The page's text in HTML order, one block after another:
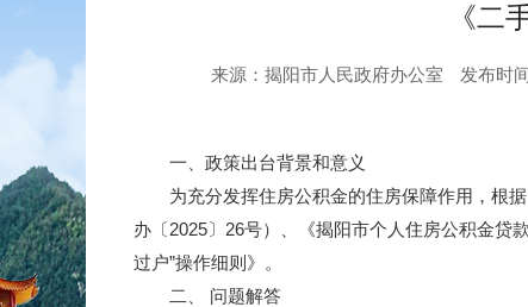
《二
来源：揭阳市人民政府办公室 发布时
一、政策出台背景和意义
为充分发挥住房公积金的住房保障作用，根据
办〔2025〕26号）、《揭阳市个人住房公积金贷
过户”操作细则》。
二、 问题解答